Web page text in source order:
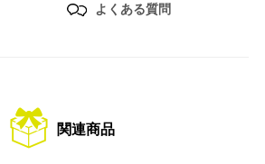
よくある質問
関連商品